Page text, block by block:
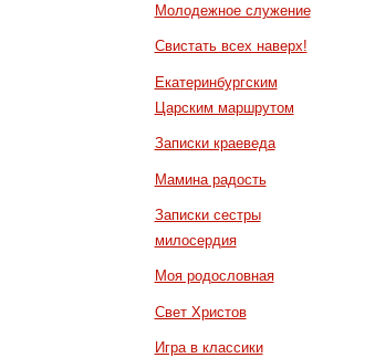
Молодежное служение
Свистать всех наверх!
Екатеринбургским
Царским маршрутом
Записки краеведа
Мамина радость
Записки сестры
милосердия
Моя родословная
Свет Христов
Игра в классики